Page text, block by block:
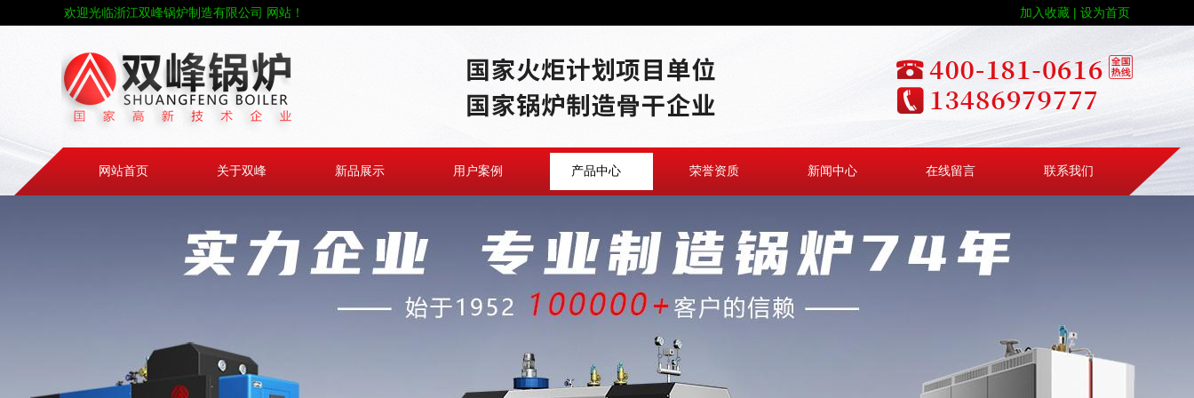
欢迎光临浙江双峰锅炉制造有限公司 网站！ 加入收藏 | 设为首页
网站首页 关于双峰 新品展示 用户案例 产品中心 荣誉资质 新闻中心 在线留言 联系我们